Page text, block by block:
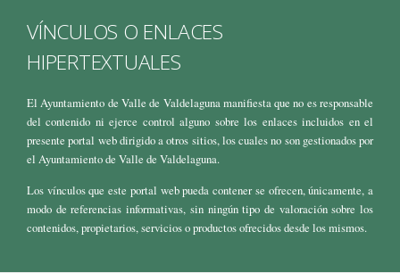
VÍNCULOS O ENLACES
HIPERTEXTUALES
El Ayuntamiento de Valle de Valdelaguna manifiesta que no es responsable
del contenido ni ejerce control alguno sobre los enlaces incluidos en el
presente portal web dirigido a otros sitios, los cuales no son gestionados por
el Ayuntamiento de Valle de Valdelaguna.
Los vínculos que este portal web pueda contener se ofrecen, únicamente, a
modo de referencias informativas, sin ningún tipo de valoración sobre los
contenidos, propietarios, servicios o productos ofrecidos desde los mismos.